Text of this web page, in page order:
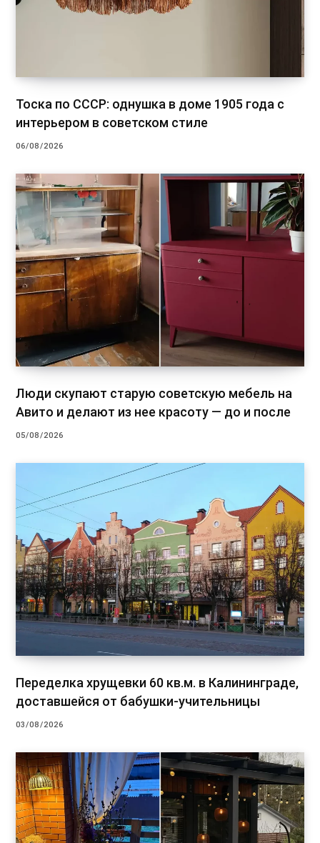
Тоска по СССР: однушка в доме 1905 года с
интерьером в советском стиле
06/08/2026
Люди скупают старую советскую мебель на
Авито и делают из нее красоту — до и после
05/08/2026
Переделка хрущевки 60 кв.м. в Калининграде,
доставшейся от бабушки-учительницы
03/08/2026